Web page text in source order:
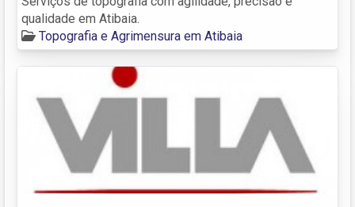
qualidade em Atibaia.
Topografia e Agrimensura em Atibaia